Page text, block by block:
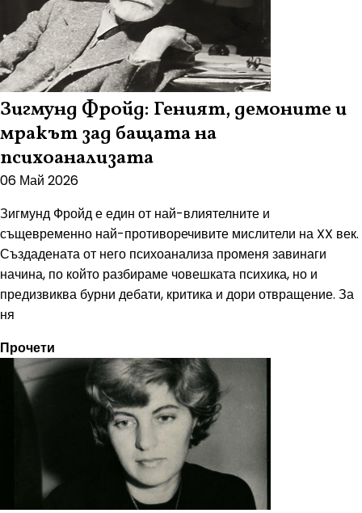
Зигмунд Фройд: Геният, демоните и
мракът зад бащата на
психоанализата
06 Май 2026
Зигмунд Фройд е един от най-влиятелните и
същевременно най-противоречивите мислители на XX век.
Създадената от него психоанализа променя завинаги
начина, по който разбираме човешката психика, но и
предизвиква бурни дебати, критика и дори отвращение. За
ня
Прочети